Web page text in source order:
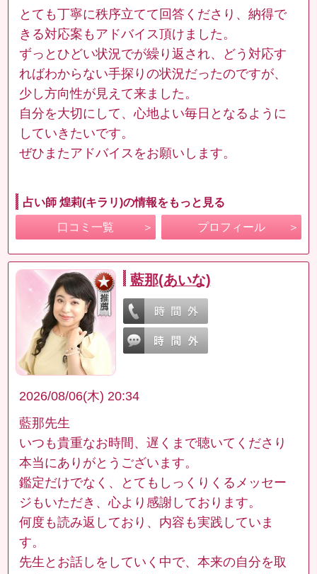
とても丁寧に秩序立てて回答くださり、納得で
きる対応案もアドバイス頂けました。
ずっとひどい状況でが繰り返され、どう対応す
ればわからない手探りの状況だったのですが、
少し方向性が見えて来ました。
自分を大切にして、心地よい毎日となるように
していきたいです。
ぜひまたアドバイスをお願いします。
占い師 煌莉(キラリ)の情報をもっと見る
口コミ一覧 プロフィール
藍那(あいな)
2026/08/06(木) 20:34
藍那先生
いつも貴重なお時間、遅くまで聴いてくださり
本当にありがとうございます。
鑑定だけでなく、とてもしっくりくるメッセー
ジもいただき、心より感謝しております。
何度も読み返しており、内容も実践していま
す。
先生とお話しをしていく中で、本来の自分を取